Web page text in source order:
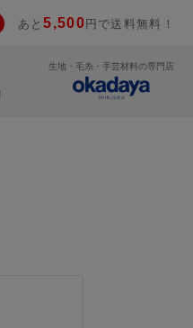
あと5,500 円で送料無料！
生地・毛糸・手芸材料の専門店